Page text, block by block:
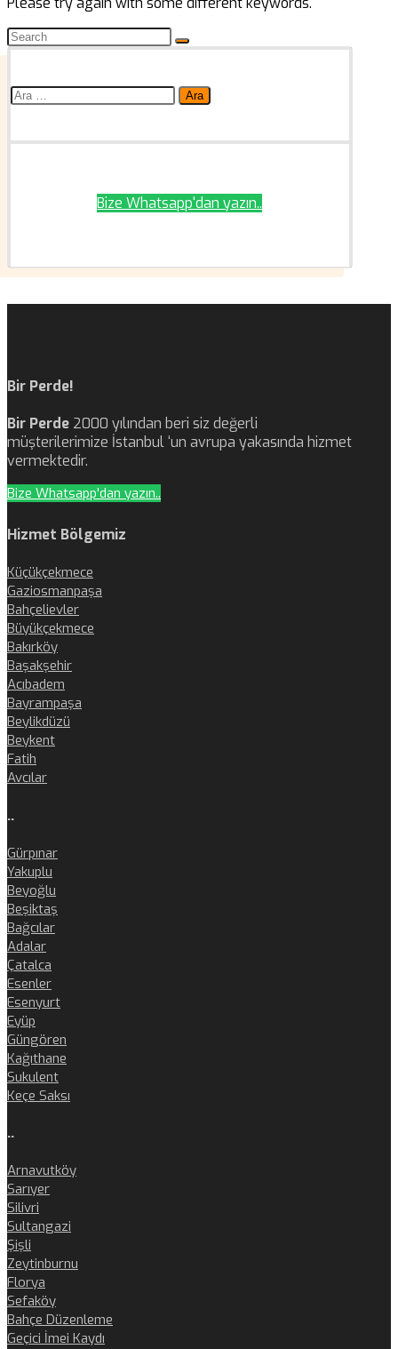
Arama:
Bize Whatsapp'dan yazın..
Bir Perde!
Bir Perde 2000 yılından beri siz değerli
müşterilerimize İstanbul ‘un avrupa yakasında hizmet
vermektedir.
Bize Whatsapp'dan yazın..
Hizmet Bölgemiz
Küçükçekmece
Gaziosmanpaşa
Bahçelievler
Büyükçekmece
Bakırköy
Başakşehir
Acıbadem
Bayrampaşa
Beylikdüzü
Beykent
Fatih
Avcılar
..
Gürpınar
Yakuplu
Beyoğlu
Beşiktaş
Bağcılar
Adalar
Çatalca
Esenler
Esenyurt
Eyüp
Güngören
Kağıthane
Sukulent
Keçe Saksı
..
Arnavutköy
Sarıyer
Silivri
Sultangazi
Şişli
Zeytinburnu
Florya
Sefaköy
Bahçe Düzenleme
Geçici İmei Kaydı